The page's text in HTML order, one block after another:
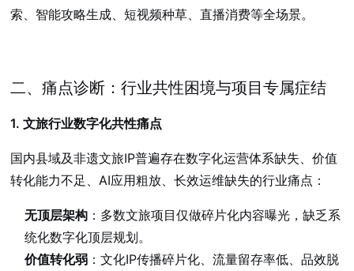
索、智能攻略生成、短视频种草、直播消费等全场景。
二、痛点诊断：行业共性困境与项目专属症结
1. 文旅行业数字化共性痛点
国内县域及非遗文旅IP普遍存在数字化运营体系缺失、价值
转化能力不足、AI应用粗放、长效运维缺失的行业痛点：
无顶层架构 ：多数文旅项目仅做碎片化内容曝光，缺乏系
统化数字化顶层规划。
价值转化弱 ：文化IP传播碎片化、流量留存率低、品效脱